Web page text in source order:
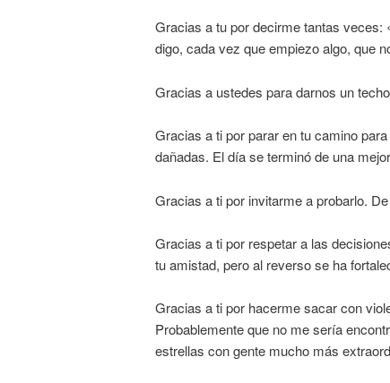
Gracias a tu por decirme tantas veces:
digo, cada vez que empiezo algo, que
Gracias a ustedes para darnos un
Gracias a ti por parar en tu camino
dañadas. El día se terminó de una
Gracias a ti por invitarme a probarlo.
Gracias a ti por respetar a las
tu amistad, pero al reverso se ha
Gracias a ti por hacerme sacar con
Probablemente que no me sería
estrellas con gente mucho más